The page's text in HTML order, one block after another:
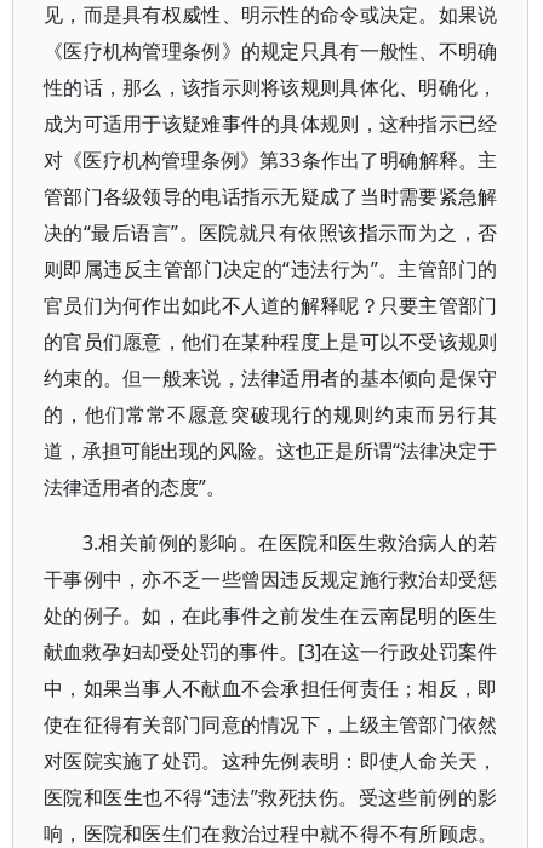
见，而是具有权威性、明示性的命令或决定。如果说
《医疗机构管理条例》的规定只具有一般性、不明确
性的话，那么，该指示则将该规则具体化、明确化，
成为可适用于该疑难事件的具体规则，这种指示已经
对《医疗机构管理条例》第33条作出了明确解释。主
管部门各级领导的电话指示无疑成了当时需要紧急解
决的“最后语言”。医院就只有依照该指示而为之，否
则即属违反主管部门决定的“违法行为”。主管部门的
官员们为何作出如此不人道的解释呢？只要主管部门
的官员们愿意，他们在某种程度上是可以不受该规则
约束的。但一般来说，法律适用者的基本倾向是保守
的，他们常常不愿意突破现行的规则约束而另行其
道，承担可能出现的风险。这也正是所谓“法律决定于
法律适用者的态度”。
3.相关前例的影响。在医院和医生救治病人的若
干事例中，亦不乏一些曾因违反规定施行救治却受惩
处的例子。如，在此事件之前发生在云南昆明的医生
献血救孕妇却受处罚的事件。[3]在这一行政处罚案件
中，如果当事人不献血不会承担任何责任；相反，即
使在征得有关部门同意的情况下，上级主管部门依然
对医院实施了处罚。这种先例表明：即使人命关天，
医院和医生也不得“违法”救死扶伤。受这些前例的影
响，医院和医生们在救治过程中就不得不有所顾虑。